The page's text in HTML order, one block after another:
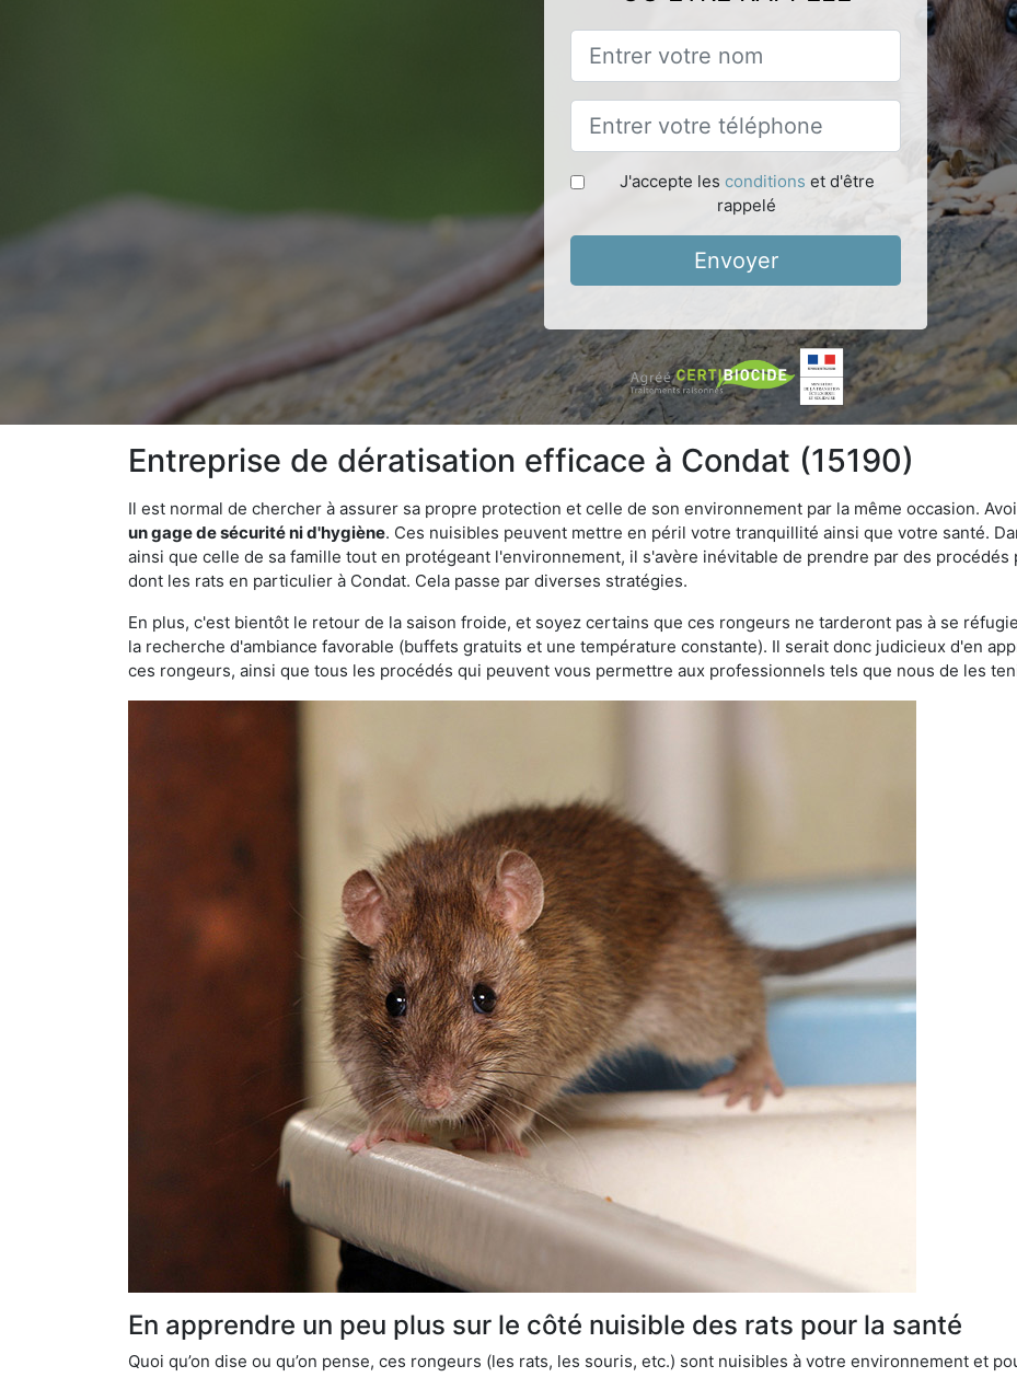
J'accepte les conditions et d'être
rappelé
Envoyer
Entreprise de dératisation efficace à Condat (15190)
Il est normal de chercher à assurer sa propre protection et celle de son environnement par la même occasion.
un gage de sécurité ni d'hygiène. Ces nuisibles peuvent mettre en péril votre tranquillité ainsi que votre santé.
ainsi que celle de sa famille tout en protégeant l'environnement, il s'avère inévitable de prendre par des
dont les rats en particulier à Condat. Cela passe par diverses stratégies.
En plus, c'est bientôt le retour de la saison froide, et soyez certains que ces rongeurs ne tarderont pas à se
la recherche d'ambiance favorable (buffets gratuits et une température constante). Il serait donc judicieux d'en
ces rongeurs, ainsi que tous les procédés qui peuvent vous permettre aux professionnels tels que nous de les
En apprendre un peu plus sur le côté nuisible des rats pour la santé
Quoi qu’on dise ou qu’on pense, ces rongeurs (les rats, les souris, etc.) sont nuisibles à votre environnement et